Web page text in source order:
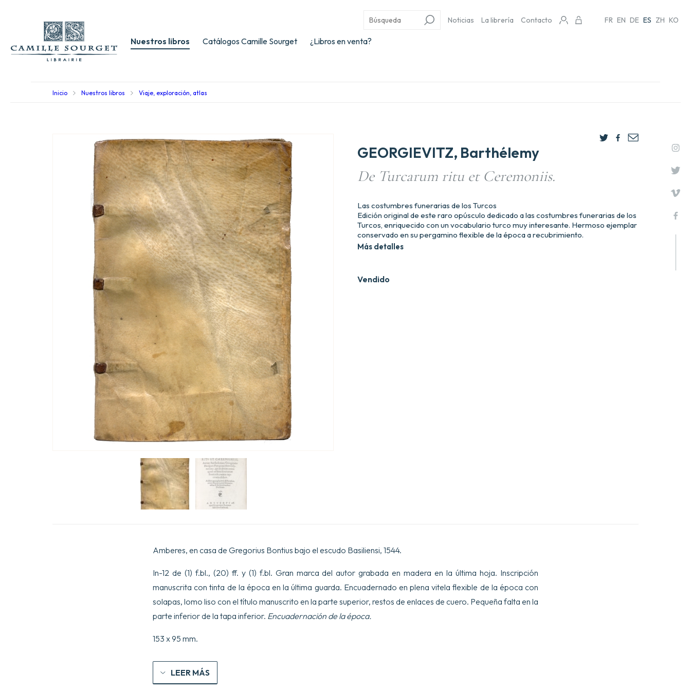
Nuestros libros Catálogos Camille Sourget ¿Libros en venta?
Noticias La librería Contacto FR EN DE ES ZH KO
Inicio Nuestros libros Viaje, exploración, atlas
GEORGIEVITZ, Barthélemy
De Turcarum ritu et Ceremoniis.
Vendido
Las costumbres funerarias de los Turcos
Edición original de este raro opúsculo dedicado a las costumbres funerarias de los
Turcos, enriquecido con un vocabulario turco muy interesante. Hermoso ejemplar
conservado en su pergamino flexible de la época a recubrimiento.
Más detalles
Amberes, en casa de Gregorius Bontius bajo el escudo Basiliensi, 1544.
In-12 de (1) f.bl., (20) ff. y (1) f.bl. Gran marca del autor grabada en madera en la última hoja. Inscripción
manuscrita con tinta de la época en la última guarda. Encuadernado en plena vitela flexible de la época con
solapas, lomo liso con el título manuscrito en la parte superior, restos de enlaces de cuero. Pequeña falta en la
parte inferior de la tapa inferior. Encuadernación de la época.
153 x 95 mm.
LEER MÁS